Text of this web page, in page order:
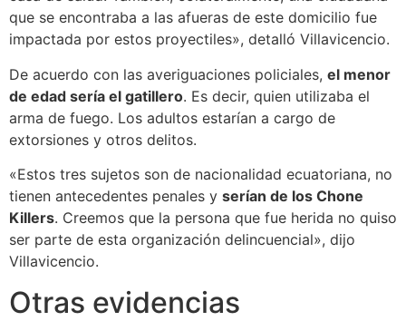
que se encontraba a las afueras de este domicilio fue
impactada por estos proyectiles», detalló Villavicencio.
De acuerdo con las averiguaciones policiales, el menor
de edad sería el gatillero. Es decir, quien utilizaba el
arma de fuego. Los adultos estarían a cargo de
extorsiones y otros delitos.
«Estos tres sujetos son de nacionalidad ecuatoriana, no
tienen antecedentes penales y serían de los Chone
Killers. Creemos que la persona que fue herida no quiso
ser parte de esta organización delincuencial», dijo
Villavicencio.
Otras evidencias